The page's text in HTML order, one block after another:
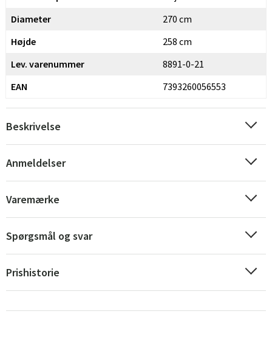
Norge
Diameter
270 cm
Højde
258 cm
Lev. varenummer
8891-0-21
EAN
7393260056553
Beskrivelse
Anmeldelser
Varemærke
Spørgsmål og svar
Prishistorie